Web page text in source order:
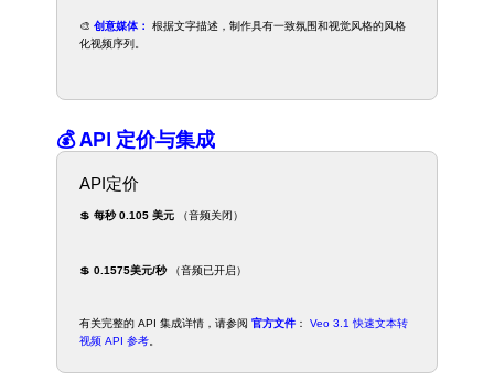
🎨创意媒体：
根据文字描述，制作具有一致氛围和视觉风格的风格
化视频序列。
💰 API 定价与集成
API定价
💲每秒 0.105 美元 （音频关闭）
💲0.1575美元/秒（音频已开启）
有关完整的 API 集成详情，请参阅官方文件 ：Veo 3.1 快速文本转
视频 API 参考